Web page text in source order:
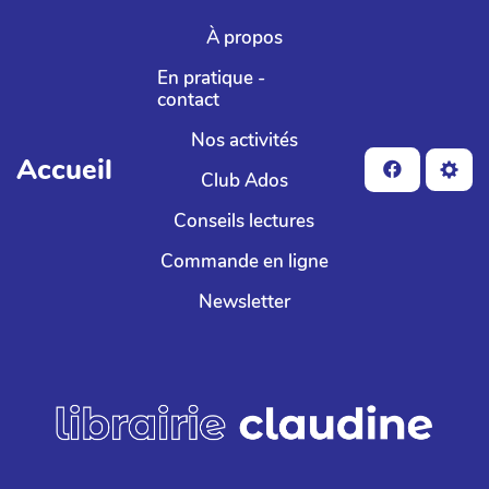
Aller au contenu principal
Accueil
À propos
En pratique -
contact
Nos activités
Club Ados
Conseils lectures
Commande en ligne
Newsletter